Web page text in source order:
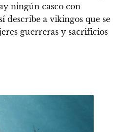
ningún casco con
describe a vikingos que se
guerreras y sacrificios